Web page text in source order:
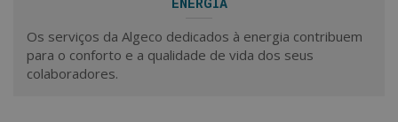
Os serviços da Algeco dedicados à energia contribuem
para o conforto e a qualidade de vida dos seus
colaboradores.